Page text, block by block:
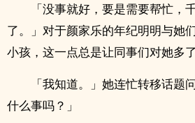
「没事就好，要是需要帮忙，
了。」对于颜家乐的年纪明明与她
小孩，这一点总是让同事们对她多了
「我知道。」她连忙转移话题
什么事吗？」